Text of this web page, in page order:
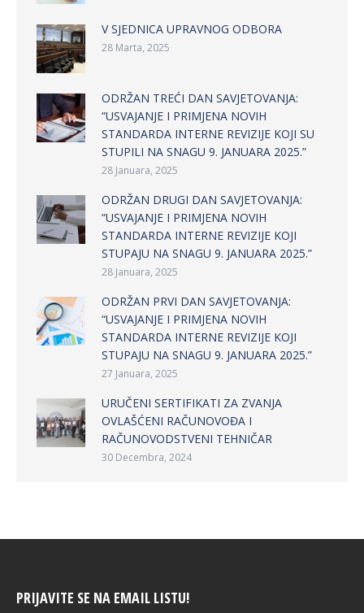
V SJEDNICA UPRAVNOG ODBORA
28 Marta, 2025
ODRŽAN TREĆI DAN SAVJETOVANJA:
“USVAJANJE I PRIMJENA NOVIH
STANDARDA INTERNE REVIZIJE KOJI SU
STUPILI NA SNAGU 9. JANUARA 2025.”
28 Januara, 2025
ODRŽAN DRUGI DAN SAVJETOVANJA:
“USVAJANJE I PRIMJENA NOVIH
STANDARDA INTERNE REVIZIJE KOJI
STUPAJU NA SNAGU 9. JANUARA 2025.”
28 Januara, 2025
ODRŽAN PRVI DAN SAVJETOVANJA:
“USVAJANJE I PRIMJENA NOVIH
STANDARDA INTERNE REVIZIJE KOJI
STUPAJU NA SNAGU 9. JANUARA 2025.”
27 Januara, 2025
URUČENI SERTIFIKATI ZA ZVANJA
OVLAŠĆENI RAČUNOVOĐA I
RAČUNOVODSTVENI TEHNIČAR
30 Decembra, 2024
PRIJAVITE SE NA EMAIL LISTU!